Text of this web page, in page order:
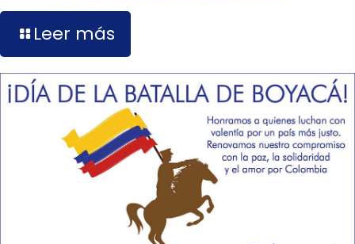
Leer más